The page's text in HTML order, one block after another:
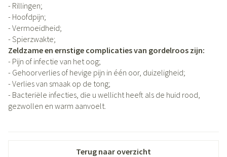
- Rillingen;
- Hoofdpijn;
- Vermoeidheid;
- Spierzwakte;
Zeldzame en ernstige complicaties van gordelroos zijn:
- Pijn of infectie van het oog;
- Gehoorverlies of hevige pijn in één oor, duizeligheid;
- Verlies van smaak op de tong;
- Bacteriële infecties, die u wellicht heeft als de huid rood,
gezwollen en warm aanvoelt.
Terug naar overzicht